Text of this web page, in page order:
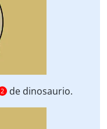
2 de dinosaurio.